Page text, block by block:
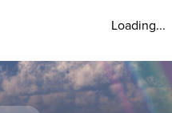
Loading...